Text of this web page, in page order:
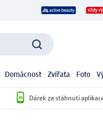
Domácnost Zvířata Foto
Dárek za stáhnutí